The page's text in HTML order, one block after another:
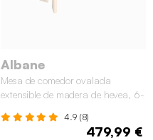
Albane
Mesa de comedor ovalada
extensible de madera de hevea, 6-
4.9 (8)
479,99 €